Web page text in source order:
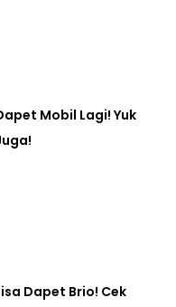
Mobil Lagi! Yuk
Dapet Brio! Cek